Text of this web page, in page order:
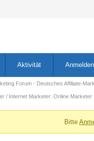
Aktivität Anmelden
Forum - Deutsches Affiliate-
/ Internet Marketer: Online Marketer
Bitte